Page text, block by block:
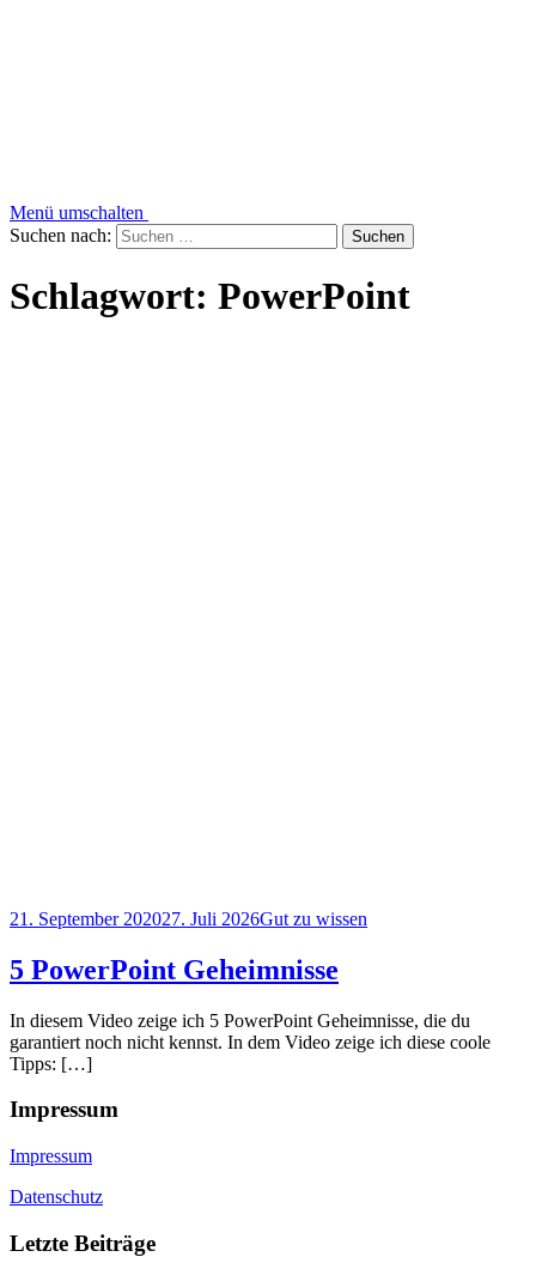
Menü umschalten
Suchen nach:
Schlagwort: PowerPoint
21. September 202027. Juli 2026Gut zu wissen
5 PowerPoint Geheimnisse
In diesem Video zeige ich 5 PowerPoint Geheimnisse, die du
garantiert noch nicht kennst. In dem Video zeige ich diese coole
Tipps: […]
Impressum
Impressum
Datenschutz
Letzte Beiträge